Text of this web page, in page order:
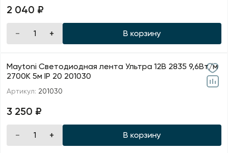
2 040 ₽
В корзину
Maytoni Светодиодная лента Ультра 12В 2835 9,6Вт/м
2700К 5м IP 20 201030
Артикул: 201030
3 250 ₽
В корзину